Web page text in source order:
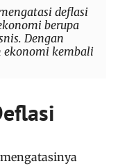
deflasi
berupa
Dengan
ekonomi kembali